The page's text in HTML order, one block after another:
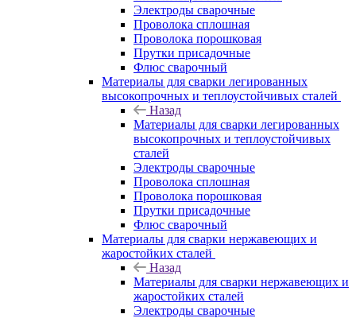
Электроды сварочные
Проволока сплошная
Проволока порошковая
Прутки присадочные
Флюс сварочный
Материалы для сварки легированных
высокопрочных и теплоустойчивых сталей
Назад
Материалы для сварки легированных
высокопрочных и теплоустойчивых
сталей
Электроды сварочные
Проволока сплошная
Проволока порошковая
Прутки присадочные
Флюс сварочный
Материалы для сварки нержавеющих и
жаростойких сталей
Назад
Материалы для сварки нержавеющих и
жаростойких сталей
Электроды сварочные